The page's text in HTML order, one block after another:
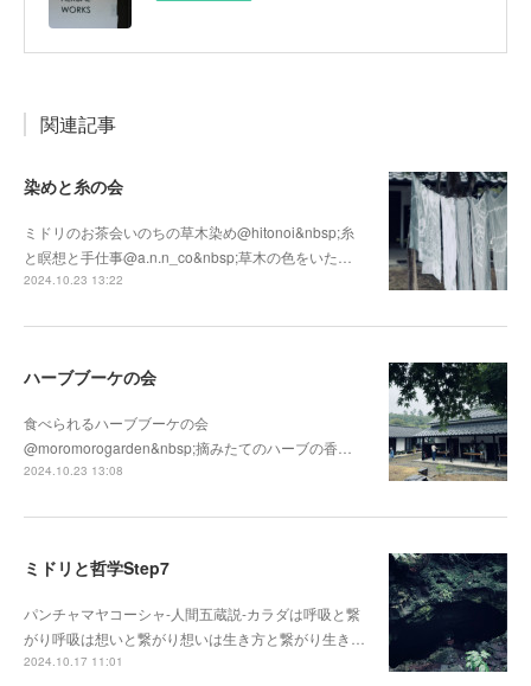
関連記事
染めと糸の会
ミドリのお茶会いのちの草木染め@hitonoi&nbsp;糸
と瞑想と手仕事@a.n.n_co&nbsp;草木の色をいた…
2024.10.23 13:22
ハーブブーケの会
食べられるハーブブーケの会
@moromorogarden&nbsp;摘みたてのハーブの香…
2024.10.23 13:08
ミドリと哲学Step7
パンチャマヤコーシャ-人間五蔵説-カラダは呼吸と繋
がり呼吸は想いと繋がり想いは生き方と繋がり生き…
2024.10.17 11:01